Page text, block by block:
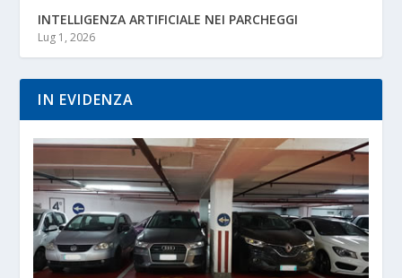
INTELLIGENZA ARTIFICIALE NEI PARCHEGGI
Lug 1, 2026
IN EVIDENZA